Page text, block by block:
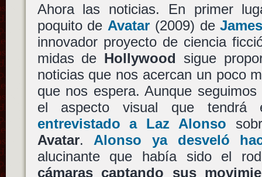
Ahora las noticias. En primer
poquito de Avatar (2009) de
innovador proyecto de ciencia
midas de Hollywood sigue
noticias que nos acercan un poco
que nos espera. Aunque
el aspecto visual que
entrevistado a Laz Alonso
Avatar. Alonso ya desveló
alucinante que había sido el
cámaras captando sus